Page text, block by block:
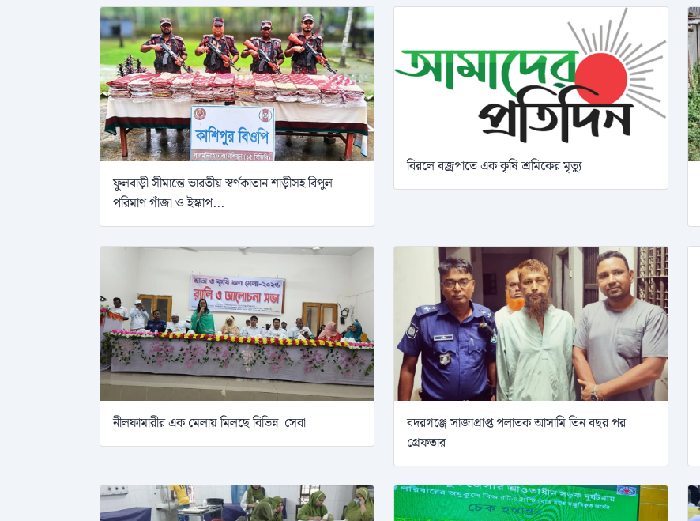
ফুলবাড়ী সীমান্তে ভারতীয় স্বর্ণকাতান শাড়ীসহ বিপুল
পরিমাণ গাঁজা ও ইস্কাপ...
বিরলে বজ্রপাতে এক কৃষি শ্রমিকের মৃত্যু
নীলফামারীর এক মেলায় মিলছে বিভিন্ন সেবা
বদরগঞ্জে সাজাপ্রাপ্ত পলাতক আসামি তিন বছর পর
গ্রেফতার